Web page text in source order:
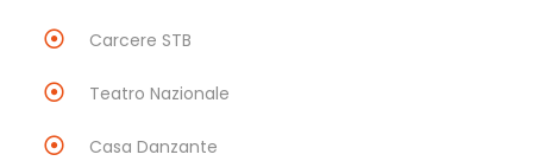
Carcere STB
Teatro Nazionale
Casa Danzante